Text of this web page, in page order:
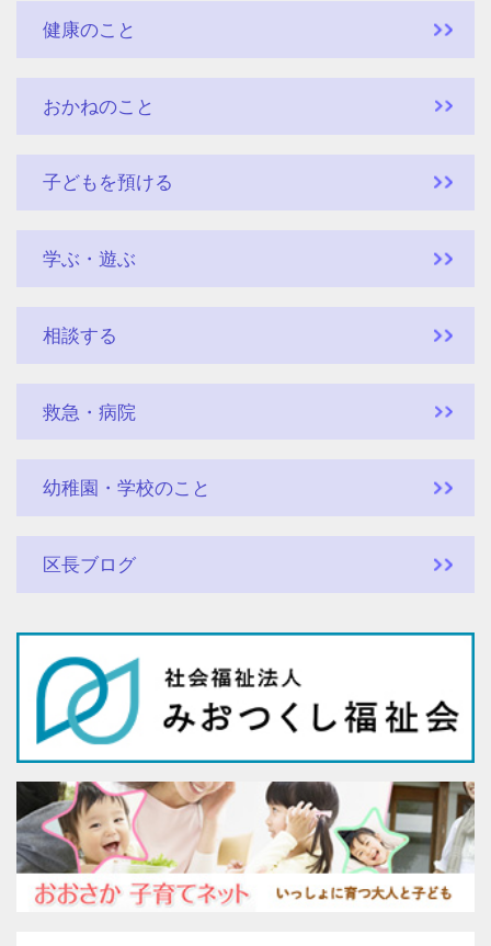
健康のこと
おかねのこと
子どもを預ける
学ぶ・遊ぶ
相談する
救急・病院
幼稚園・学校のこと
区長ブログ